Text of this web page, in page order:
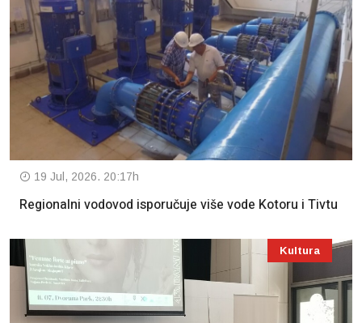
19 Jul, 2026. 20:17h
Regionalni vodovod isporučuje više vode Kotoru i Tivtu
Kultura